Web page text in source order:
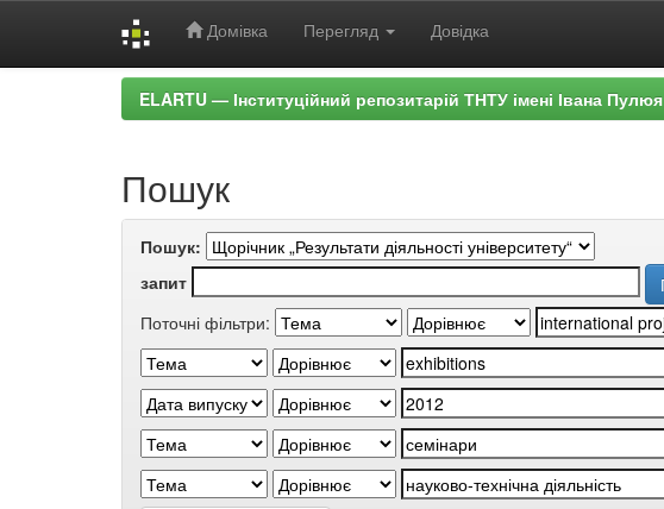
Домівка Перегляд Довідка
ELARTU — Інституційний репозитарій ТНТУ імені Івана Пулюя
Пошук
Пошук:
запит
Поточні фільтри: